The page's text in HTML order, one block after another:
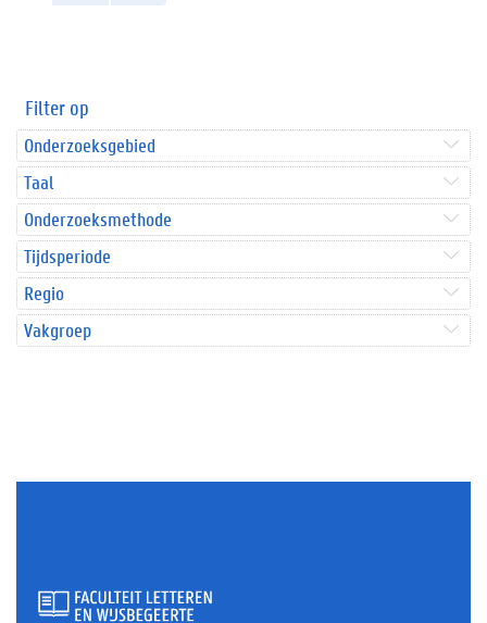
Filter op
Onderzoeksgebied
Taal
Onderzoeksmethode
Tijdsperiode
Regio
Vakgroep